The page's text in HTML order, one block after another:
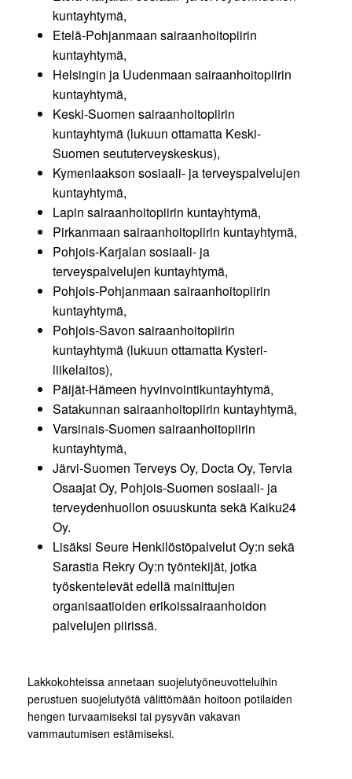
kuntayhtymä,
Etelä-Pohjanmaan sairaanhoitopiirin
kuntayhtymä,
Helsingin ja Uudenmaan sairaanhoitopiirin
kuntayhtymä,
Keski-Suomen sairaanhoitopiirin
kuntayhtymä (lukuun ottamatta Keski-
Suomen seututerveyskeskus),
Kymenlaakson sosiaali- ja terveyspalvelujen
kuntayhtymä,
Lapin sairaanhoitopiirin kuntayhtymä,
Pirkanmaan sairaanhoitopiirin kuntayhtymä,
Pohjois-Karjalan sosiaali- ja
terveyspalvelujen kuntayhtymä,
Pohjois-Pohjanmaan sairaanhoitopiirin
kuntayhtymä,
Pohjois-Savon sairaanhoitopiirin
kuntayhtymä (lukuun ottamatta Kysteri-
liikelaitos),
Päijät-Hämeen hyvinvointikuntayhtymä,
Satakunnan sairaanhoitopiirin kuntayhtymä,
Varsinais-Suomen sairaanhoitopiirin
kuntayhtymä,
Järvi-Suomen Terveys Oy, Docta Oy, Tervia
Osaajat Oy, Pohjois-Suomen sosiaali- ja
terveydenhuollon osuuskunta sekä Kaiku24
Oy.
Lisäksi Seure Henkilöstöpalvelut Oy:n sekä
Sarastia Rekry Oy:n työntekijät, jotka
työskentelevät edellä mainittujen
organisaatioiden erikoissairaanhoidon
palvelujen piirissä.
Lakkokohteissa annetaan suojelutyöneuvotteluihin
perustuen suojelutyötä välittömään hoitoon potilaiden
hengen turvaamiseksi tai pysyvän vakavan
vammautumisen estämiseksi.